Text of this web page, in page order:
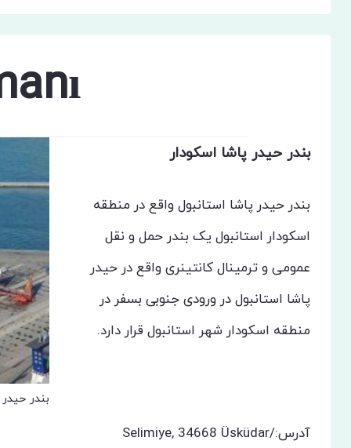
بندر
بندر حیدر پاشا اسکودار
بندر حیدر پاشا استانبول واقع در منطقه
اسکودار استانبول یک بندر حمل و نقل
عمومی و ترمینال کانتینری واقع در حیدر
پاشا استانبول در ورودی جنوبی بسفر در
منطقه اسکودار شهر استانبول قرار دارد.
آدرس:Selimiye, 34668 Üsküdar/